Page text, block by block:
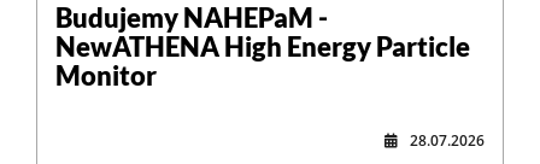
Budujemy NAHEPaM -
NewATHENA High Energy Particle
Monitor
28.07.2026